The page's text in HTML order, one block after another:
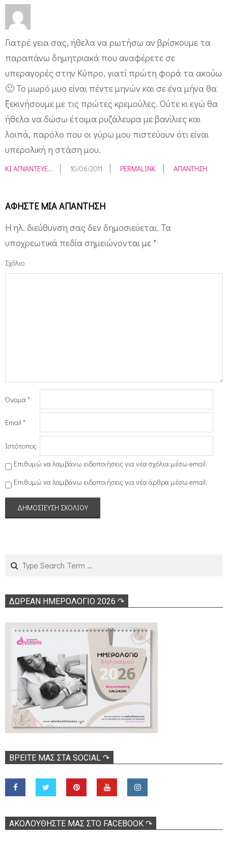
Γιατρέ γεια σας, ήθελα να ρωτήσω αν βρίσκουμε τα
παραπάνω δημητριακά που αναφέρετε σε
υπεραγορές στην Κύπρο, γιατί πρώτη φορά τα ακούω
🙂 Το μωρό μυο είναι πέντε μηνών και σε ένα μήνα θα
ξεκινήσουμε με τις πρώτες κρεμούλες. Ούτε κι εγώ θα
ήθελα να δώσω έτοιμα ρυζάλευρα με βανίλιες και
λοιπά, παρόλο που οι γύρω μου πιστεύουν ότι είναι
υπερολική η στάση μου.
ΚΙ ΑΓΝΆΝΤΕΥΕ... 10/06/2011 PERMALINK ΑΠΆΝΤΗΣΗ
ΑΦΉΣΤΕ ΜΙΑ ΑΠΆΝΤΗΣΗ
Η ηλ. διεύθυνση σας δεν δημοσιεύεται. Τα
υποχρεωτικά πεδία σημειώνονται με *
Σχόλιο
Όνομα *
Email *
Ιστότοπος
Επιθυμώ να λαμβάνω ειδοποιήσεις για νέα σχόλια μέσω email.
Επιθυμώ να λαμβάνω ειδοποιήσεις για νέα άρθρα μέσω email.
ΔΩΡΕΑΝ ΗΜΕΡΟΛΟΓΙΟ 2026 ↷
ΒΡΕΊΤΕ ΜΑΣ ΣΤΑ SOCIAL ↷
ΑΚΟΛOΥΘΉΣΤΕ ΜΑΣ ΣΤΟ FACEBOOK ↷